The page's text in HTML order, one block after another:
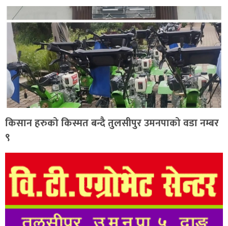
किसान हरुको किस्मत बन्दै तुलसीपुर उमनपाको वडा नम्बर
९